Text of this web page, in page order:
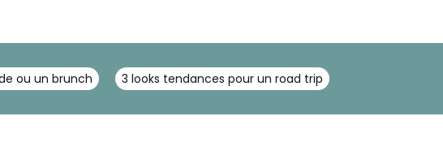
ou un brunch 3 looks tendances pour un road trip